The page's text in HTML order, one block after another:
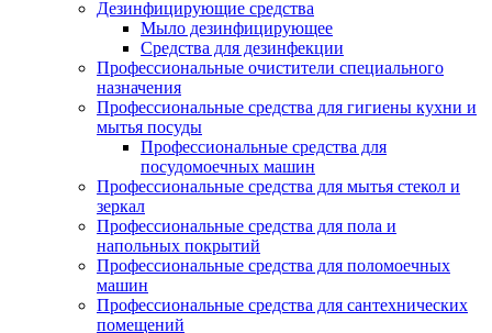
Дезинфицирующие средства
Мыло дезинфицирующее
Средства для дезинфекции
Профессиональные очистители специального
назначения
Профессиональные средства для гигиены кухни и
мытья посуды
Профессиональные средства для
посудомоечных машин
Профессиональные средства для мытья стекол и
зеркал
Профессиональные средства для пола и
напольных покрытий
Профессиональные средства для поломоечных
машин
Профессиональные средства для сантехнических
помещений